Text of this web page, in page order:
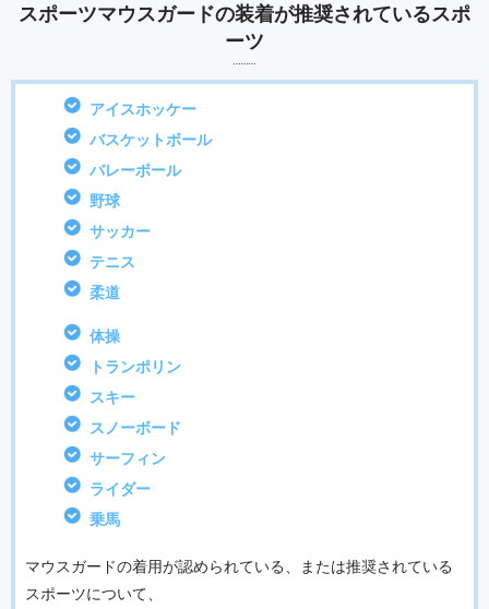
スポーツマウスガードの装着が推奨されているスポ
ーツ
アイスホッケー
バスケットボール
バレーボール
野球
サッカー
テニス
柔道
体操
トランポリン
スキー
スノーボード
サーフィン
ライダー
乗馬
マウスガードの着用が認められている、または推奨されている
スポーツについて、